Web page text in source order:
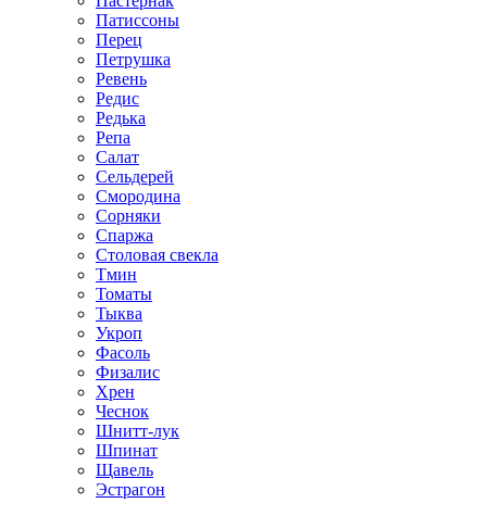
Патиссоны
Перец
Петрушка
Ревень
Редис
Редька
Репа
Салат
Сельдерей
Смородина
Сорняки
Спаржа
Столовая свекла
Тмин
Томаты
Тыква
Укроп
Фасоль
Физалис
Хрен
Чеснок
Шнитт-лук
Шпинат
Щавель
Эстрагон